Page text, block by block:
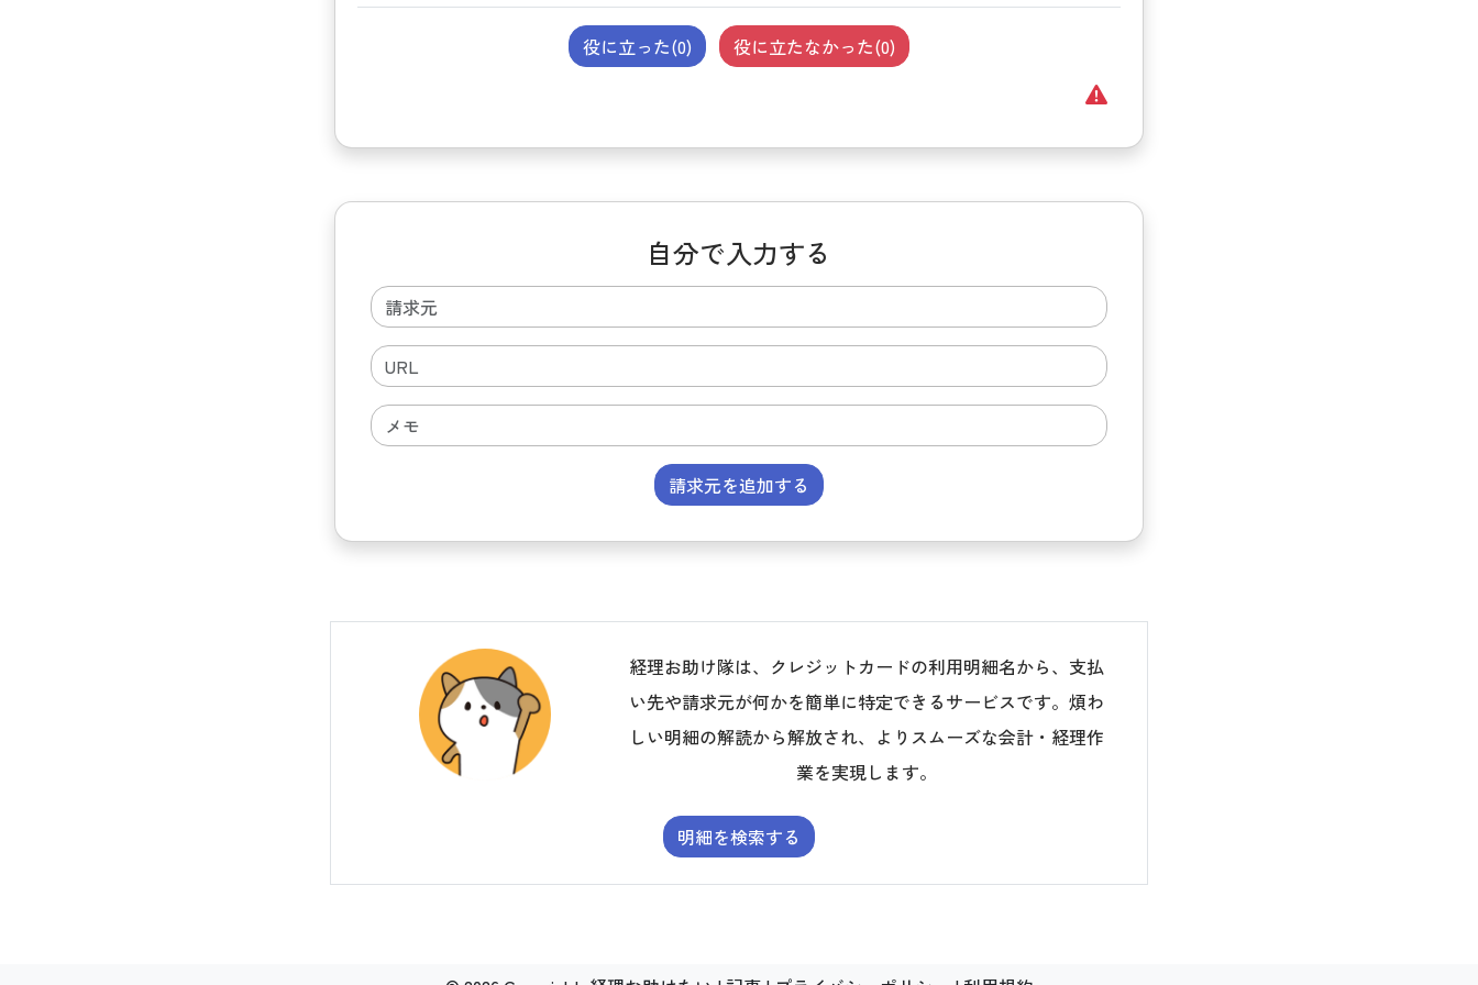
役に立った(0) 役に立たなかった(0)
自分で入力する
請求元を追加する
経理お助け隊は、クレジットカードの利用明細名から、支払
い先や請求元が何かを簡単に特定できるサービスです。煩わ
しい明細の解読から解放され、よりスムーズな会計・経理作
業を実現します。
明細を検索する